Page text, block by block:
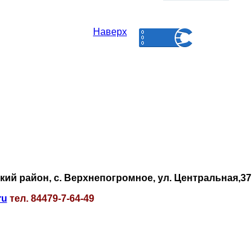
Наверх
район, с. Верхнепогромное, ул. Центральная,37
тел. 84479-7-64-49